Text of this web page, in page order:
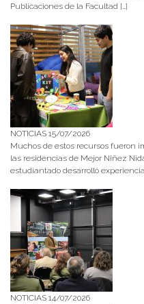
Publicaciones de la Facultad […]
NOTICIAS 15/07/2026
Muchos de estos recursos fueron
las residencias de Mejor Niñez
estudiantado desarrolló
NOTICIAS 14/07/2026